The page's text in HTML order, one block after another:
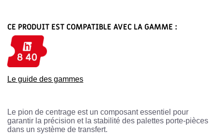
CE PRODUIT EST COMPATIBLE AVEC LA GAMME :
Le guide des gammes
Le pion de centrage est un composant essentiel pour
garantir la précision et la stabilité des palettes porte-pièces
dans un système de transfert.